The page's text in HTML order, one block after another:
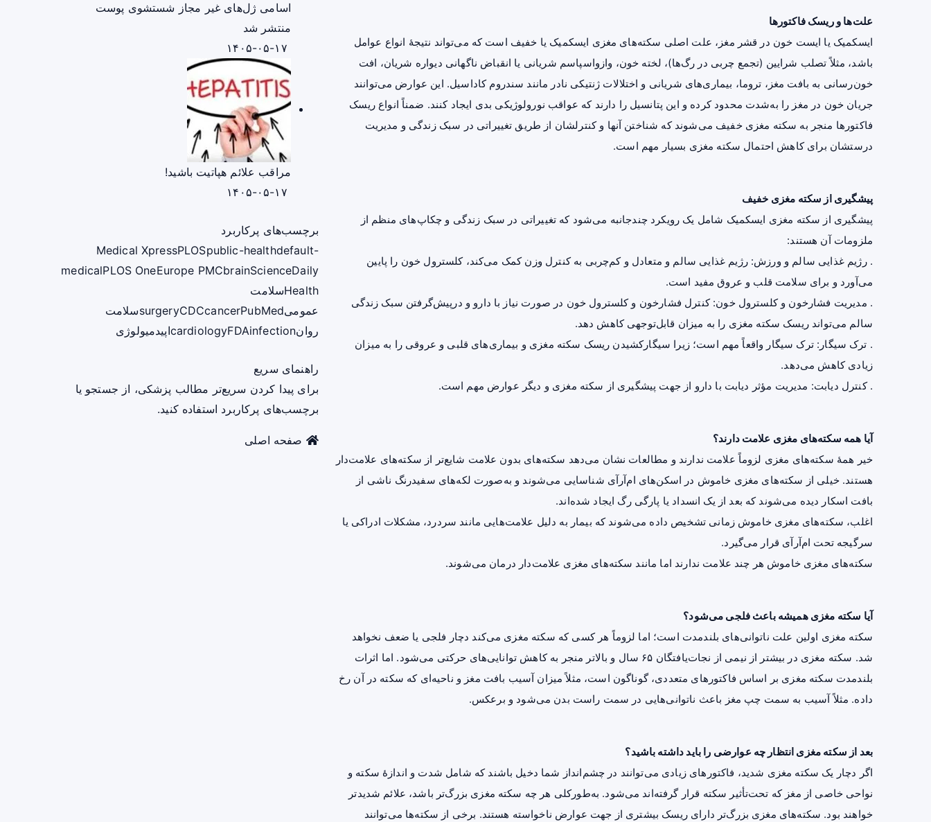
علت‌ها و ریسک فاکتورها
ایسکمیک یا ایست خون در قشر مغز، علت اصلی سکته‌های مغزی ایسکمیک یا خفیف است که می‌تواند نتیجهٔ انواع عوامل
باشد، مثلاً تصلب شرایین (تجمع چربی در رگ‌ها)، لخته خون، وازواسپاسم شریانی یا انقباض ناگهانی دیواره شریان، افت
خون‌رسانی به بافت مغز، تروما، بیماری‌های شریانی و اختلالات ژنتیکی نادر مانند سندروم کاداسیل. این عوارض می‌توانند
جریان خون در مغز را به‌شدت محدود کرده و این پتانسیل را دارند که عواقب نورولوژیکی بدی ایجاد کنند. ضمناً انواع ریسک
فاکتورها منجر به سکته مغزی خفیف می‌شوند که شناختن آنها و کنترلشان از طریق تغییراتی در سبک زندگی و مدیریت
درستشان برای کاهش احتمال سکته مغزی بسیار مهم است.
پیشگیری از سکته مغزی خفیف
پیشگیری از سکته مغزی ایسکمیک شامل یک رویکرد چندجانبه می‌شود که تغییراتی در سبک زندگی و چکاپ‌های منظم از
ملزومات آن هستند:
.رژیم غذایی سالم و ورزش: رژیم غذایی سالم و متعادل و کم‌چربی بهکنترل وزن کمک می‌کند،کلسترول خون را پایین
می‌آورد و برای سلامت قلب و عروق مفید است.
. مدیریت فشارخون و کلسترول خون: کنترل فشارخون و کلسترول خون در صورت نیاز با دارو و درپیش‌گرفتن سبک زندگی
سالم می‌تواند ریسک سکته مغزی را به میزان قابل‌توجهی کاهش دهد.
. ترک سیگار : ترک سیگار واقعاً مهم است؛ زیرا سیگارکشیدن ریسک سکته مغزی و بیماری‌های قلبی و عروقی را به میزان
زیادی کاهش می‌دهد.
.کنترل دیابت: مدیریت مؤثر دیابت با دارو از جهت پیشگیری از سکته مغزی و دیگر عوارض مهم است.
آیا همه سکته‌های مغزی علامت دارند؟
خیر همهٔ سکته‌های مغزی لزوماً علامت ندارند و مطالعات نشان می‌دهد سکته‌های بدون علامت شایع‌تر از سکته‌های علامت‌دار
هستند. خیلی از سکته‌های مغزی خاموش در اسکن‌های ام‌آرآی شناسایی می‌شوند و به‌صورت لکه‌های سفیدرنگ ناشی از
بافت اسکار دیده می‌شوند که بعد از یک انسداد یا پارگی رگ ایجاد شده‌اند.
اغلب، سکته‌های مغزی خاموش زمانی تشخیص داده می‌شوند که بیمار به دلیل علامت‌هایی مانند سردرد، مشکلات ادراکی یا
سرگیجه تحت ام‌آرآی قرار می‌گیرد.
سکته‌های مغزی خاموش هر چند علامت ندارند اما مانند سکته‌های مغزی علامت‌دار درمان می‌شوند.
آیا سکته مغزی همیشه باعث فلجی می‌شود؟
سکته مغزی اولین علت ناتوانی‌های بلندمدت است؛ اما لزوماً هر کسی که سکته مغزی می‌کند دچار فلجی یا ضعف نخواهد
شد. سکته مغزی در بیشتر از نیمی از نجات‌یافتگان ۶۵ سال و بالاتر منجر به کاهش توانایی‌های حرکتی می‌شود. اما اثرات
بلندمدت سکته مغزی بر اساس فاکتورهای متعددی، گوناگون است، مثلاً میزان آسیب بافت مغز و ناحیه‌ای که سکته در آن رخ
داده. مثلاً آسیب به سمت چپ مغز باعث ناتوانی‌هایی در سمت راست بدن می‌شود و برعکس.
بعد از سکته مغزی انتظار چه عوارضی را باید داشته باشید؟
اگر دچار یک سکته مغزی شدید، فاکتورهای زیادی می‌توانند در چشم‌انداز شما دخیل باشند که شامل شدت و اندازهٔ سکته و
نواحی خاصی از مغز که تحت‌تأثیر سکته قرار گرفته‌اند می‌شود. به‌طورکلی هر چه سکته مغزی بزرگ‌تر باشد، علائم شدیدتر
خواهند بود. سکته‌های مغزی بزرگ‌تر دارای ریسک بیشتری از جهت عوارض ناخواسته هستند. برخی از سکته‌ها می‌توانند
اسامی ژل‌های غیر مجاز شستشوی پوست
منتشر شد
مراقب علائم هپاتیت باشید!
برچسب‌های پرکاربرد
Medical XpressPLOSpublic-healthdefault-
medicalPLOS OneEurope PMCbrainScienceDaily
Healthسلامت
عمومی
surgeryCDCcancerPubMed
سلامت
روان
cardiologyFDAinfection اپیدمیولوژی
راهنمای سریع
برای پیدا کردن سریع‌تر مطالب پزشکی، از جستجو یا
برچسب‌های پرکاربرد استفاده کنید.
صفحه اصلی